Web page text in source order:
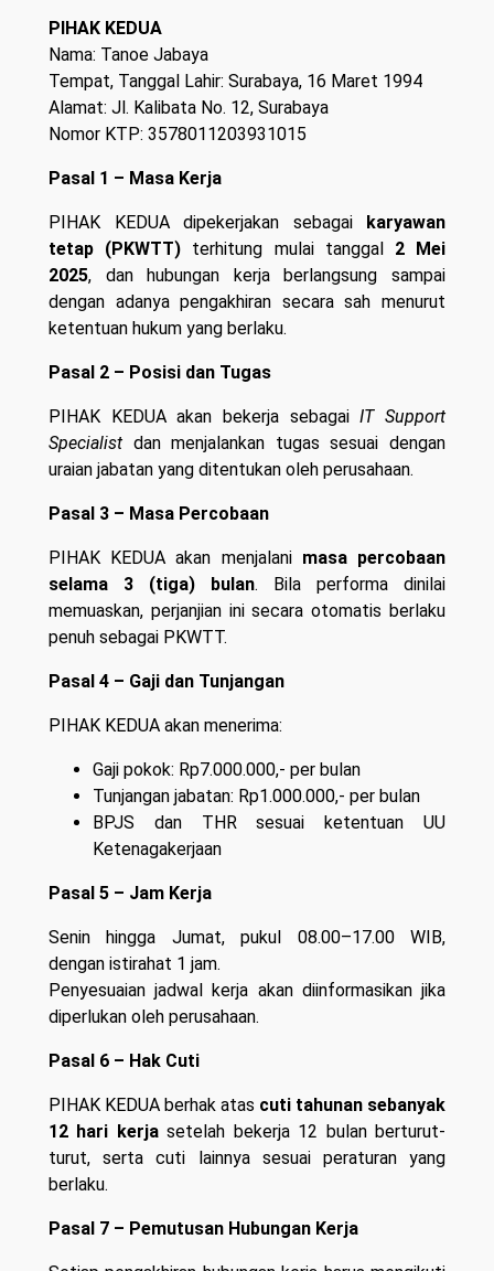
PIHAK KEDUA
Nama: Tanoe Jabaya
Tempat, Tanggal Lahir: Surabaya, 16 Maret 1994
Alamat: Jl. Kalibata No. 12, Surabaya
Nomor KTP: 3578011203931015
Pasal 1 – Masa Kerja
PIHAK KEDUA dipekerjakan sebagai
karyawan
tetap (PKWTT) terhitung mulai tanggal 2 Mei
2025, dan hubungan kerja berlangsung sampai
dengan adanya pengakhiran secara sah menurut
ketentuan hukum yang berlaku.
Pasal 2 – Posisi dan Tugas
PIHAK KEDUA akan bekerja sebagaiIT Support
Specialist dan menjalankan tugas sesuai dengan
uraian jabatan yang ditentukan oleh perusahaan.
Pasal 3 – Masa Percobaan
PIHAK KEDUA akan menjalani masa percobaan
selama 3 (tiga) bulan. Bila performa dinilai
memuaskan, perjanjian ini secara otomatis berlaku
penuh sebagai PKWTT.
Pasal 4 – Gaji dan Tunjangan
PIHAK KEDUA akan menerima:
Gaji pokok: Rp7.000.000,- per bulan
Tunjangan jabatan: Rp1.000.000,- per bulan
BPJS dan THR sesuai ketentuan UU
Ketenagakerjaan
Pasal 5 – Jam Kerja
Senin hingga Jumat, pukul 08.00–17.00 WIB,
dengan istirahat 1 jam.
Penyesuaian jadwal kerja akan diinformasikan jika
diperlukan oleh perusahaan.
Pasal 6 – Hak Cuti
PIHAK KEDUA berhak atas cuti tahunan sebanyak
12 hari kerjasetelah bekerja 12 bulan berturut-
turut, serta cuti lainnya sesuai peraturan yang
berlaku.
Pasal 7 – Pemutusan Hubungan Kerja